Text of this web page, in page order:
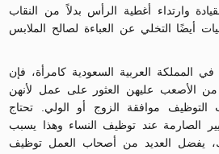
وارتداء أغطية الرأس بدلاً من النقاب
أيضًا التخلي عن العباءة لصالح الملابس
المملكة العربية السعودية كامرأة، فإن
الأصعب عليهن العثور على عمل لأنهن
التوظيف موافقة الزوج أو الولي. تحتاج
الصارمة عند توظيف النساء وهذا يسبب
يفضل العديد من أصحاب العمل توظيف